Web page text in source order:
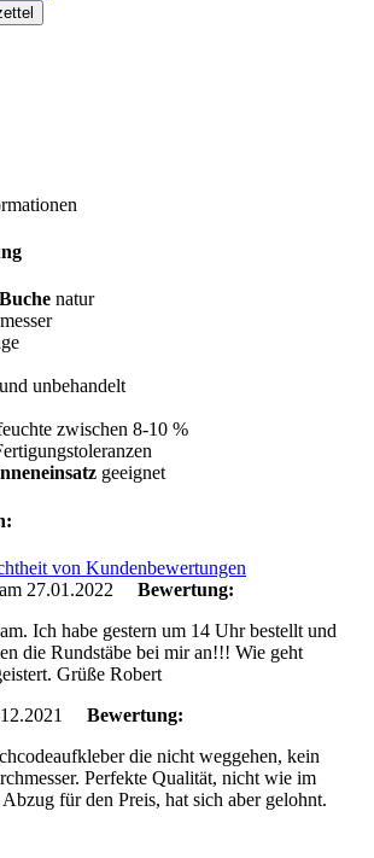
Buche natur
unbehandelt
zwischen 8-10 %
geeignet
von Kundenbewertungen
am 27.01.2022 Bewertung:
Ich habe gestern um 14 Uhr bestellt und
die Rundstäbe bei mir an!!! Wie geht
Grüße Robert
Bewertung:
die nicht weggehen, kein
Perfekte Qualität, nicht wie im
für den Preis, hat sich aber gelohnt.